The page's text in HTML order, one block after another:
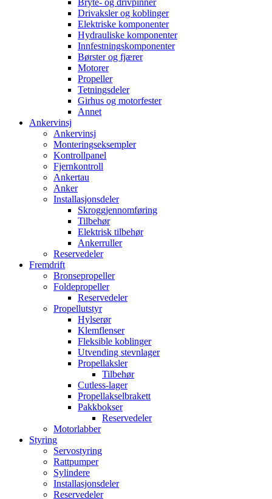
Bryte- og drivpinner
Drivaksler og koblinger
Elektriske komponenter
Hydrauliske komponenter
Innfestningskomponenter
Børster og fjærer
Motorer
Propeller
Tetningsdeler
Girhus og motorfester
Annet
Ankervinsj
Ankervinsj
Monteringseksempler
Kontrollpanel
Fjernkontroll
Ankertau
Anker
Installasjonsdeler
Skroggjennomføring
Tilbehør
Elektrisk tilbehør
Ankerruller
Reservedeler
Fremdrift
Bronsepropeller
Foldepropeller
Reservedeler
Propellutstyr
Hylserør
Klemflenser
Fleksible koblinger
Utvending stevnlager
Propellaksler
Tilbehør
Cutless-lager
Propellakselbrakett
Pakkbokser
Reservedeler
Motorlabber
Styring
Servostyring
Rattpumper
Sylindere
Installasjonsdeler
Reservedeler